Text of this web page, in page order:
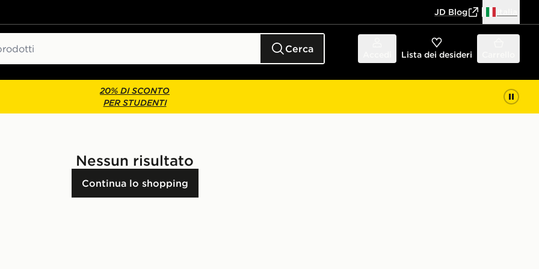
JD Blog
Cerca Lista dei desideri
20% DI SCONTO
PER STUDENTI
Nessun risultato
Continua lo shopping